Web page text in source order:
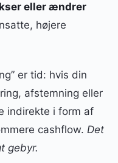
eller ændrer
højere
er tid: hvis din
afstemning eller
indirekte i form af
cashflow. Det
gebyr.